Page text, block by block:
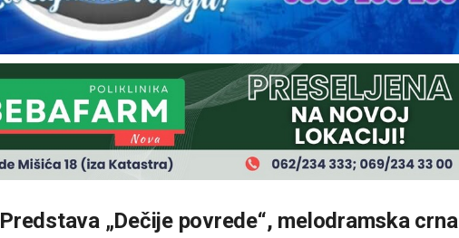
Predstava „Dečije povrede“, melodramska crna